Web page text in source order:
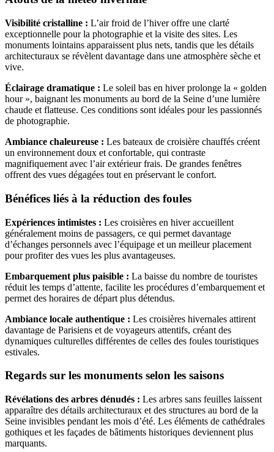
Visibilité cristalline : L’air froid de l’hiver offre une clarté
exceptionnelle pour la photographie et la visite des sites. Les
monuments lointains apparaissent plus nets, tandis que les détails
architecturaux se révèlent davantage dans une atmosphère sèche et
vive.
Éclairage dramatique : Le soleil bas en hiver prolonge la « golden
hour », baignant les monuments au bord de la Seine d’une lumière
chaude et flatteuse. Ces conditions sont idéales pour les passionnés
de photographie.
Ambiance chaleureuse : Les bateaux de croisière chauffés créent
un environnement doux et confortable, qui contraste
magnifiquement avec l’air extérieur frais. De grandes fenêtres
offrent des vues dégagées tout en préservant le confort.
Bénéfices liés à la réduction des foules
Expériences intimistes : Les croisières en hiver accueillent
généralement moins de passagers, ce qui permet davantage
d’échanges personnels avec l’équipage et un meilleur placement
pour profiter des vues les plus avantageuses.
Embarquement plus paisible : La baisse du nombre de touristes
réduit les temps d’attente, facilite les procédures d’embarquement et
permet des horaires de départ plus détendus.
Ambiance locale authentique : Les croisières hivernales attirent
davantage de Parisiens et de voyageurs attentifs, créant des
dynamiques culturelles différentes de celles des foules touristiques
estivales.
Regards sur les monuments selon les saisons
Révélations des arbres dénudés : Les arbres sans feuilles laissent
apparaître des détails architecturaux et des structures au bord de la
Seine invisibles pendant les mois d’été. Les éléments de cathédrales
gothiques et les façades de bâtiments historiques deviennent plus
marquants.